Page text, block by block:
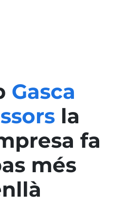
Gasca
la
fa
més